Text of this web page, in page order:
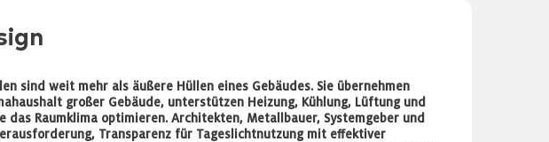
sind weit mehr als äußere Hüllen eines Gebäudes. Sie übernehmen
großer Gebäude, unterstützen Heizung, Kühlung, Lüftung und
das Raumklima optimieren. Architekten, Metallbauer, Systemgeber und
Transparenz für Tageslichtnutzung mit effektiver